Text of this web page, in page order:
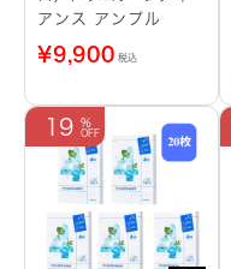
アンス アンプル
¥9,900 税込
19